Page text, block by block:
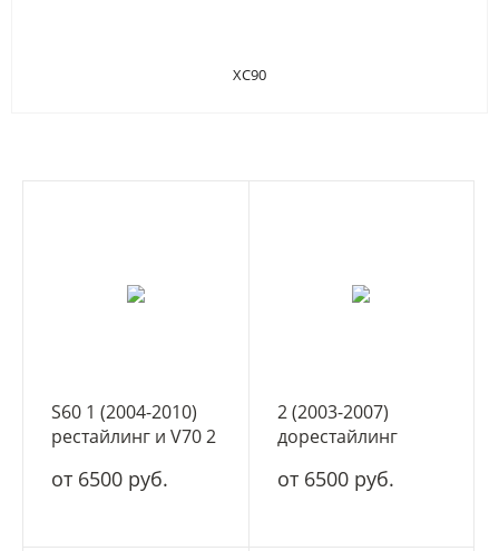
XC90
S60 1 (2004-2010)
рестайлинг и V70 2
рестайлинг
от 6500 руб.
2 (2003-2007)
дорестайлинг
от 6500 руб.